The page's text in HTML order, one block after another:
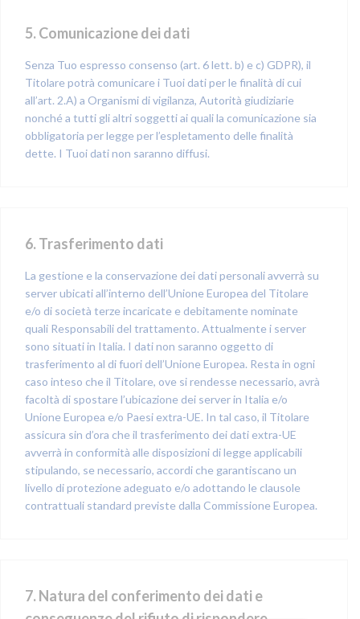
5. Comunicazione dei dati
Senza Tuo espresso consenso (art. 6 lett. b) e c) GDPR), il
Titolare potrà comunicare i Tuoi dati per le finalità di cui
all’art. 2.A) a Organismi di vigilanza, Autorità giudiziarie
nonché a tutti gli altri soggetti ai quali la comunicazione sia
obbligatoria per legge per l’espletamento delle finalità
dette. I Tuoi dati non saranno diffusi.
6. Trasferimento dati
La gestione e la conservazione dei dati personali avverrà su
server ubicati all’interno dell’Unione Europea del Titolare
e/o di società terze incaricate e debitamente nominate
quali Responsabili del trattamento. Attualmente i server
sono situati in Italia. I dati non saranno oggetto di
trasferimento al di fuori dell’Unione Europea. Resta in ogni
caso inteso che il Titolare, ove si rendesse necessario, avrà
facoltà di spostare l’ubicazione dei server in Italia e/o
Unione Europea e/o Paesi extra-UE. In tal caso, il Titolare
assicura sin d’ora che il trasferimento dei dati extra-UE
avverrà in conformità alle disposizioni di legge applicabili
stipulando, se necessario, accordi che garantiscano un
livello di protezione adeguato e/o adottando le clausole
contrattuali standard previste dalla Commissione Europea.
7. Natura del conferimento dei dati e